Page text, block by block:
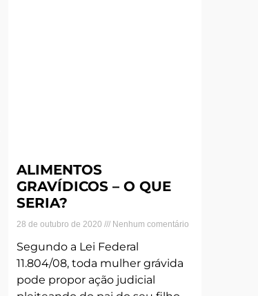
ALIMENTOS
GRAVÍDICOS – O QUE
SERIA?
28 de outubro de 2020 Nenhum comentário
Segundo a Lei Federal
11.804/08, toda mulher grávida
pode propor ação judicial